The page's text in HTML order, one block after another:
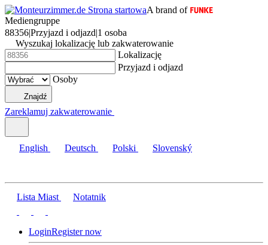
A brand of
Mediengruppe
88356|Przyjazd i odjazd|1 osoba
Wyszukaj lokalizację lub zakwaterowanie
Lokalizację
Przyjazd i odjazd
Osoby
Znajdź
Zareklamuj zakwaterowanie
English Deutsch Polski Slovenský
Lista Miast Notatnik
LoginRegister now